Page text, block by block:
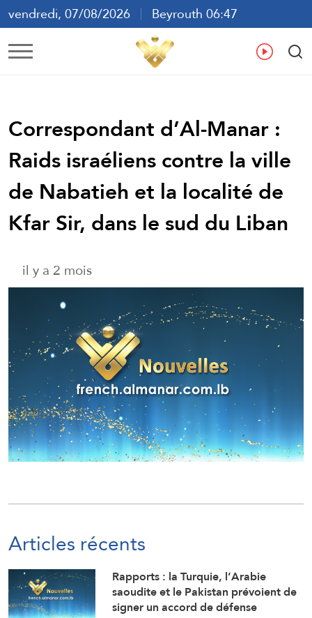
vendredi, 07/08/2026
Beyrouth 06:47
ع
Correspondant d’Al-Manar :
Raids israéliens contre la ville
de Nabatieh et la localité de
Kfar Sir, dans le sud du Liban
il y a 2 mois
Articles récents
Rapports : la Turquie, l’Arabie
saoudite et le Pakistan prévoient de
signer un accord de défense